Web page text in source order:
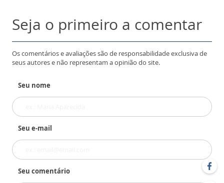
Seja o primeiro a comentar
Os comentários e avaliações são de responsabilidade exclusiva de
seus autores e não representam a opinião do site.
Seu nome
Seu e-mail
Seu comentário